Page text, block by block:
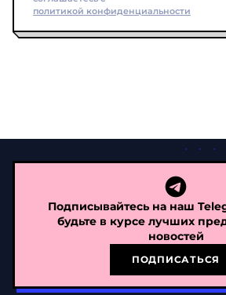
политикой конфиденциальности
Подписывайтесь на наш
будьте в курсе лучших
новостей
ПОДПИСАТЬСЯ